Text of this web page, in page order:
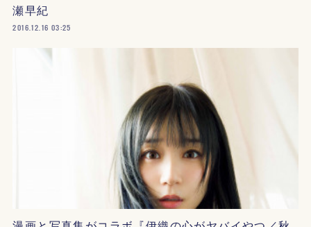
瀬早紀
2016.12.16 03:25